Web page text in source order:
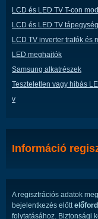
LCD és LED TV T-con
LCD és LED TV
LCD TV inverter trafók és
LED meghajtók
Samsung alkatrészek
Teszteletlen vagy hibás
v
Információ
A regisztrációs adatok
bejelentkezés előtt
folytatásához. Biztonsági